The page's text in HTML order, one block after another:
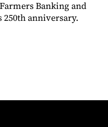
Banking and
anniversary.